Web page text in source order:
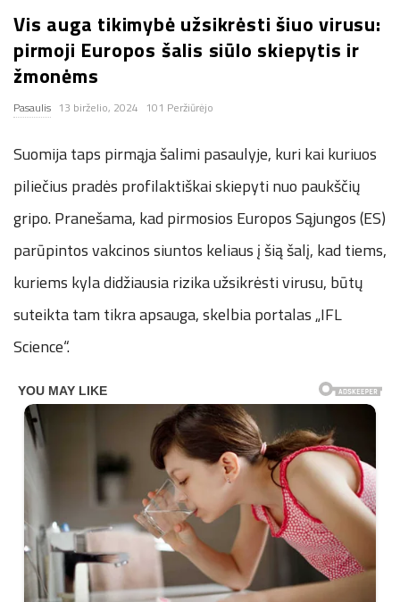
n
.
n
e
t
Vis auga tikimybė užsikrėsti šiuo virusu:
pirmoji Europos šalis siūlo skiepytis ir
žmonėms
Pasaulis 13 birželio, 2024 101 Peržiūrėjo
Suomija taps pirmąja šalimi pasaulyje, kuri kai kuriuos
piliečius pradės profilaktiškai skiepyti nuo paukščių
gripo. Pranešama, kad pirmosios Europos Sąjungos (ES)
parūpintos vakcinos siuntos keliaus į šią šalį, kad tiems,
kuriems kyla didžiausia rizika užsikrėsti virusu, būtų
suteikta tam tikra apsauga, skelbia portalas „IFL
Science“.